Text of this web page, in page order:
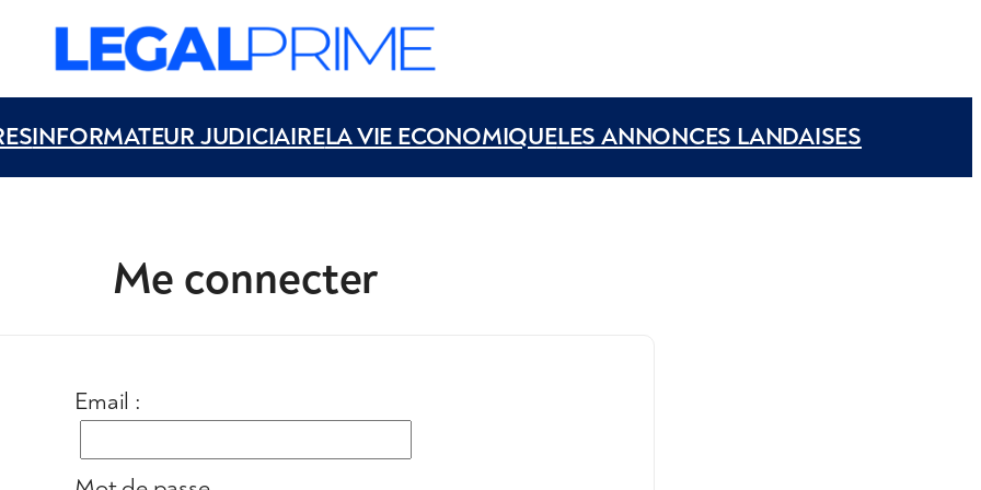
INFORMATEUR JUDICIAIRELA VIE ECONOMIQUELES ANNONCES LANDAISES
Me connecter
Email :